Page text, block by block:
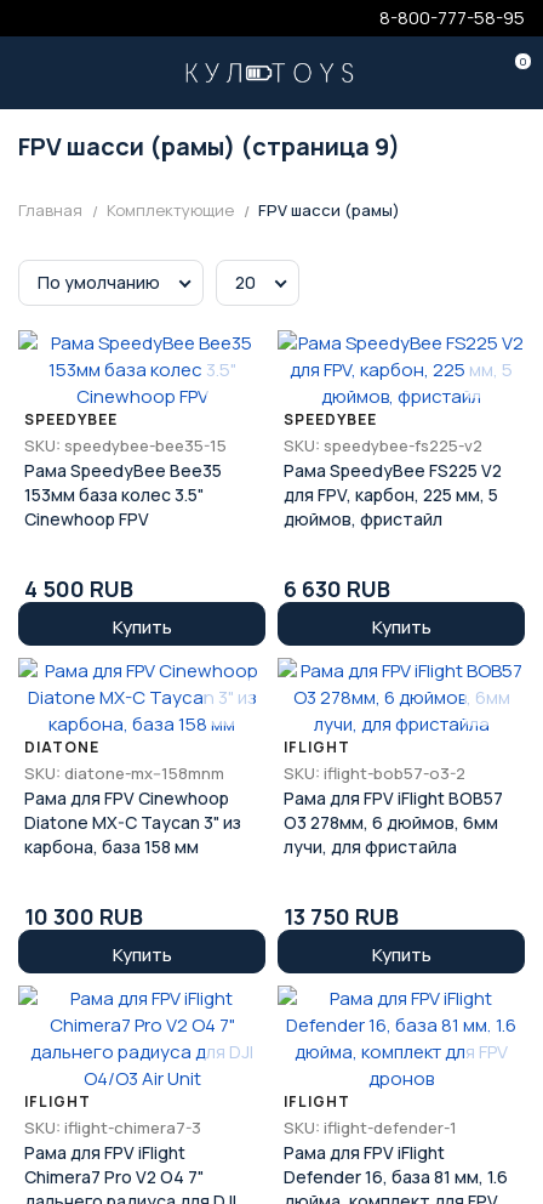
8-800-777-58-95
0
FPV шасси (рамы) (страница 9)
Главная Комплектующие FPV шасси (рамы)
По умолчанию 20
SPEEDYBEE
SKU: speedybee-bee35-15
Рама SpeedyBee Bee35
153мм база колес 3.5"
Cinewhoop FPV
4 500 RUB
Купить
SPEEDYBEE
SKU: speedybee-fs225-v2
Рама SpeedyBee FS225 V2
для FPV, карбон, 225 мм, 5
дюймов, фристайл
6 630 RUB
Купить
DIATONE
SKU: diatone-mx--158mnm
Рама для FPV Cinewhoop
Diatone MX-C Taycan 3" из
карбона, база 158 мм
10 300 RUB
Купить
IFLIGHT
SKU: iflight-bob57-o3-2
Рама для FPV iFlight BOB57
O3 278мм, 6 дюймов, 6мм
лучи, для фристайла
13 750 RUB
Купить
IFLIGHT
SKU: iflight-chimera7-3
Рама для FPV iFlight
Chimera7 Pro V2 O4 7"
IFLIGHT
SKU: iflight-defender-1
Рама для FPV iFlight
Defender 16, база 81 мм, 1.6